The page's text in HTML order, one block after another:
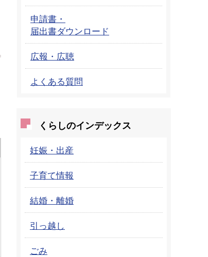
申請書・
届出書ダウンロード
広報・広聴
よくある質問
くらしのインデックス
妊娠・出産
子育て情報
結婚・離婚
引っ越し
ごみ